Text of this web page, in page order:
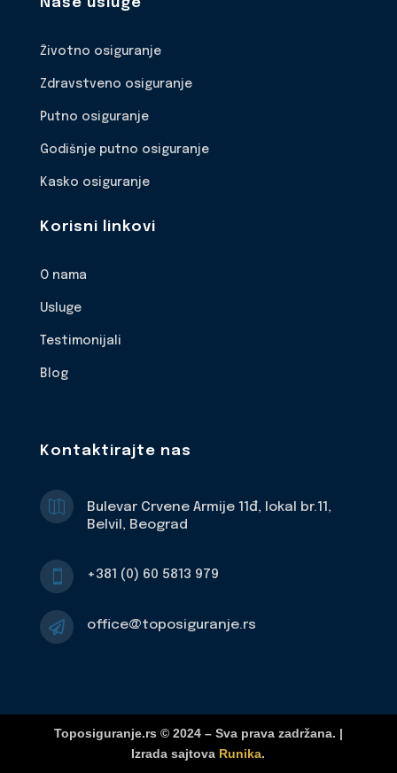
Naše usluge
Životno osiguranje
Zdravstveno osiguranje
Putno osiguranje
Godišnje putno osiguranje
Kasko osiguranje
Korisni linkovi
O nama
Usluge
Testimonijali
Blog
Kontaktirajte nas

Bulevar Crvene Armije 11đ, lokal br.11,
Belvil, Beograd
 +381 (0) 60 5813 979
 office@toposiguranje.rs
Toposiguranje.rs © 2024 – Sva prava zadržana. |
Izrada sajtova Runika.